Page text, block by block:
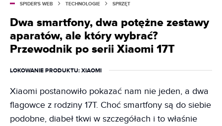
SPIDER'S WEB TECHNOLOGIE SPRZĘT
Dwa smartfony, dwa potężne zestawy
aparatów, ale który wybrać?
Przewodnik po serii Xiaomi 17T
LOKOWANIE PRODUKTU: XIAOMI
Xiaomi postanowiło pokazać nam nie jeden, a dwa
flagowce z rodziny 17T. Choć smartfony są do siebie
podobne, diabeł tkwi w szczegółach i to właśnie